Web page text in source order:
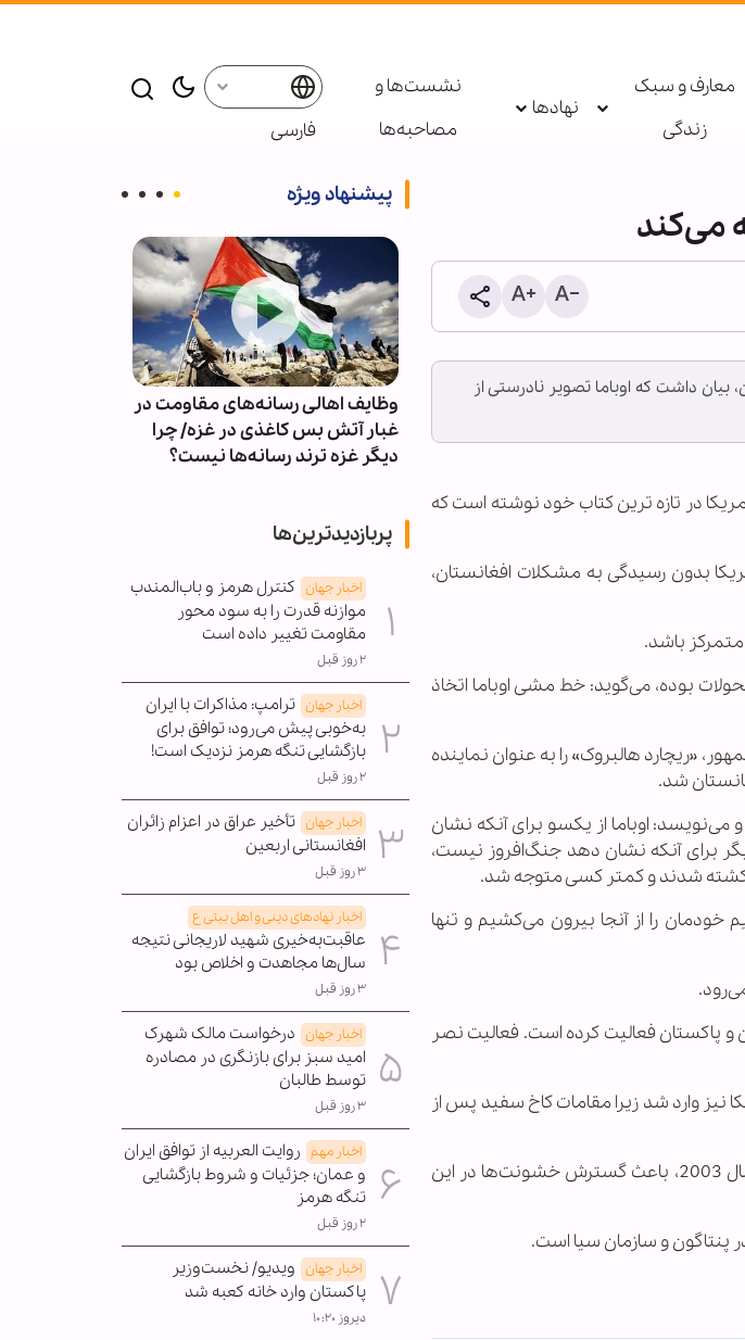
معارف و سبک
زندگی
نهادها
نشست‌ها و
مصاحبه‌ها
فارسی
می‌کند
بیان داشت که اوباما تصویر نادرستی از
در تازه ترین کتاب خود نوشته است که
بدون رسیدگی به مشکلات افغانستان،
باشد.
بوده، می‌گوید: خط مشی اوباما اتخاذ
«ریچارد هالبروک» را به عنوان نماینده
شد.
می‌نویسد: اوباما از یکسو برای آنکه نشان
برای آنکه نشان دهد جنگ‌افروز نیست،
کشته شدند و کمتر کسی متوجه شد.
خودمان را از آنجا بیرون می‌کشیم و تنها
و پاکستان فعالیت کرده است. فعالیت نصر
وارد شد زیرا مقامات کاخ سفید پس از
برخی تحلیلگران معتقدند که بی توجهی مقامات کاخ سفید به افغانستان پس از سال 2003، باعث گسترش خشونت‌ها در این
پنتاگون و سازمان سیا است.
پیشنهاد ویژه
وزیر امور خارجه خطاب به
وظایف اهالی رسانه‌های مقاومت در
غبار آتش بس کاغذی در غزه/ چرا
دیگر غزه ترند رسانه‌ها نیست؟
پربازدیدترین‌ها
اخبار جهان کنترل هرمز و باب‌المندب
موازنه قدرت را به سود محور
مقاومت تغییر داده است
۲ روز قبل
اخبار جهان ترامپ: مذاکرات با ایران
به‌خوبی پیش می‌رود؛ توافق برای
بازگشایی تنگه هرمز نزدیک است!
۲ روز قبل
اخبار جهان تأخیر عراق در اعزام زائران
افغانستانی اربعین
۳ روز قبل
اخبار نهادهای دینی و اهل بیتی ع
عاقبت‌به‌خیری شهید لاریجانی نتیجه
سال‌ها مجاهدت و اخلاص بود
۳ روز قبل
اخبار جهان درخواست مالک شهرک
امید سبز برای بازنگری در مصادره
توسط طالبان
۳ روز قبل
اخبار مهم روایت العربیه از توافق ایران
و عمان؛ جزئیات و شروط بازگشایی
تنگه هرمز
۲ روز قبل
اخبار جهان ویدیو/ نخست‌وزیر
پاکستان وارد خانه کعبه شد
دیروز ۱۰:۲۰